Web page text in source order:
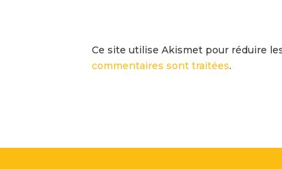
Ce site utilise Akismet pour réduire
commentaires sont traitées.